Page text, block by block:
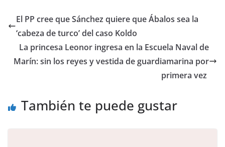
El PP cree que Sánchez quiere que Ábalos sea la
‘cabeza de turco’ del caso Koldo
​La princesa Leonor ingresa en la Escuela Naval de
Marín: sin los reyes y vestida de guardiamarina por
primera vez
También te puede gustar